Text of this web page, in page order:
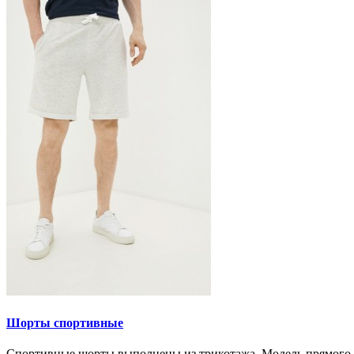
Шорты спортивные